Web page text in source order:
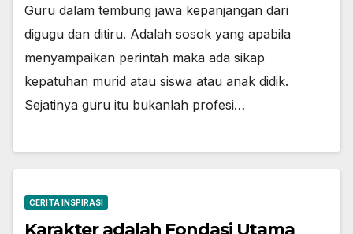
Guru dalam tembung jawa kepanjangan dari
digugu dan ditiru. Adalah sosok yang apabila
menyampaikan perintah maka ada sikap
kepatuhan murid atau siswa atau anak didik.
Sejatinya guru itu bukanlah profesi…
CERITA INSPIRASI